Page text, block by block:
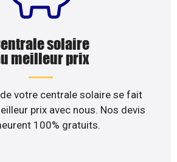
solaire
meilleur prix
votre centrale solaire se fait
prix avec nous. Nos devis
100% gratuits.